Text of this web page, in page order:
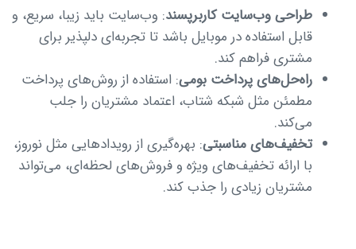
طراحی وب‌سایت کاربرپسند: وب‌سایت باید زیبا، سریع، و
قابل استفاده در موبایل باشد تا تجربه‌ای دلپذیر برای
مشتری فراهم کند.
راه‌حل‌های پرداخت بومی: استفاده از روش‌های پرداخت
مطمئن مثل شبکه شتاب، اعتماد مشتریان را جلب
می‌کند.
تخفیف‌های مناسبتی: بهره‌گیری از رویدادهایی مثل نوروز،
با ارائه تخفیف‌های ویژه و فروش‌های لحظه‌ای، می‌تواند
مشتریان زیادی را جذب کند.